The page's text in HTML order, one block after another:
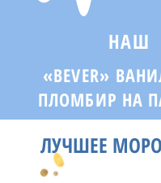
НАШ
«BEVER»
ПЛОМБИР НА
ЛУЧШЕЕ